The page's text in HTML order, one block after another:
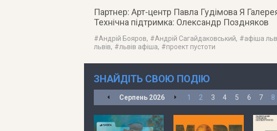
Партнер: Арт-центр Павла Гудімова Я
Технічна підтримка: Олександр Поздняков
#Андрій Бояров, #Андрій Сагайдаковський, #афіша
львів, #львів афіша, #проект пустоти
ЗНАЙДІТЬ СВОЮ ПОДІЮ
Серпень 2026 1 2 3 4 5 6 7 8